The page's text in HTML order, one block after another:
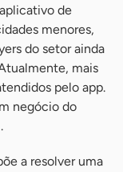
de
menores,
do setor ainda
mais
pelo app.
negócio do
a resolver uma